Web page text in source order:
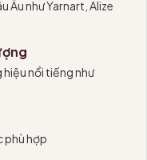
Âu như Yarnart, Alize
nổi tiếng như
phù hợp